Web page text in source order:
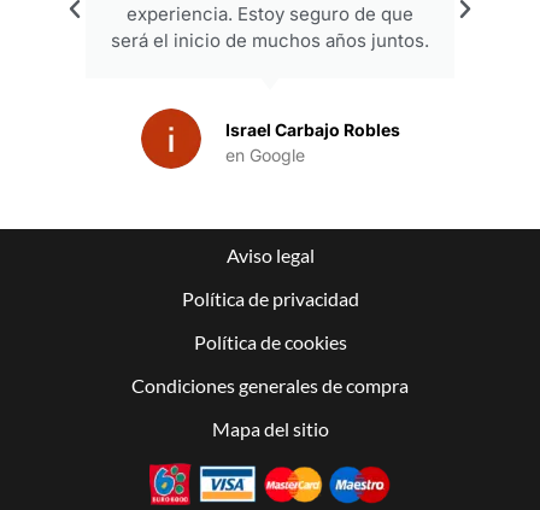
experiencia. Estoy seguro de que
será el inicio de muchos años juntos.
Israel Carbajo Robles
en Google
Aviso legal
Política de privacidad
Política de cookies
Condiciones generales de compra
Mapa del sitio